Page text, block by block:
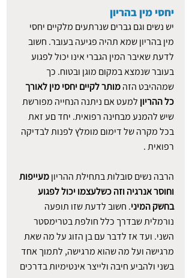
יחסי מין בהריון
יש נשים וגם גברים שנרתעים מלקיים יחסי
מין בהריון שמא תהיה פגיעה בעובר. חשוב
לדעת שאיבר המין הגברי אינו יכול לפגוע
בעובר שנמצא במקום מוגן ובטוח. כך
שמההיבט הזה מותר לקיים יחסי מין לאורך
כל ההריון למעט אם ניתנה הנחייה מפורשת
שיש להמנע מבחינה רפואית. יחד םע זאת
בכל מקרה של דימום מומלץ לפנות לבדיקה
רפואית .
הרבה נשים סובלות בתחילת ההריון מעייפות
וחוסר אנרגיה וזה כשלעצמו יכול לפגוע
בחשק המיני. חשוב לדעת שזו תופעה
נורמלית שבדרך כלל חולפת בטרימסטר
השני. ועד אז לדבר עם בן הזוג על מה שאת
מרגישה ועל מה שהוא מרגישה, לתמוך אחד
בשני ולהביע חיבה ולייצר אינטימיות בדרכים